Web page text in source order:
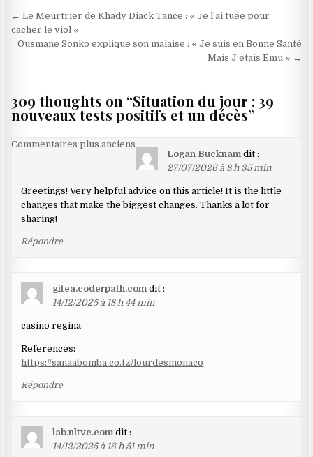
Navigation
de
← Le Meurtrier de Khady Diack Tance : « Je l’ai tuée pour
cacher le viol «
Ousmane Sonko explique son malaise : « Je suis en Bonne Santé
Mais J’étais Emu » →
309 thoughts on “Situation du jour : 39
nouveaux tests positifs et un décès”
Navigation
les
commentaires
Commentaires plus anciens
Logan Bucknam dit :
27/07/2026 à 8 h 35 min
Greetings! Very helpful advice on this article! It is the little
changes that make the biggest changes. Thanks a lot for
sharing!
Répondre
gitea.coderpath.com dit :
14/12/2025 à 18 h 44 min
casino regina
References:
https://sanaabomba.co.tz/lourdesmonaco
Répondre
lab.nltvc.com dit :
14/12/2025 à 16 h 51 min